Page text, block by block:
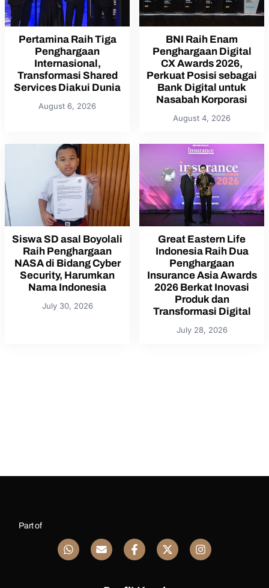
Pertamina Raih Tiga
Penghargaan
Internasional,
Transformasi Shared
Services Diakui Dunia
August 6, 2026
BNI Raih Enam
Penghargaan Digital
CX Awards 2026,
Perkuat Posisi sebagai
Bank Digital untuk
Nasabah Korporasi
August 4, 2026
Siswa SD asal Boyolali
Raih Penghargaan
NASA di Bidang Cyber
Security, Harumkan
Nama Indonesia
July 30, 2026
Great Eastern Life
Indonesia Raih Dua
Penghargaan
Insurance Asia Awards
2026 Berkat Inovasi
Produk dan
Transformasi Digital
July 28, 2026
Part of